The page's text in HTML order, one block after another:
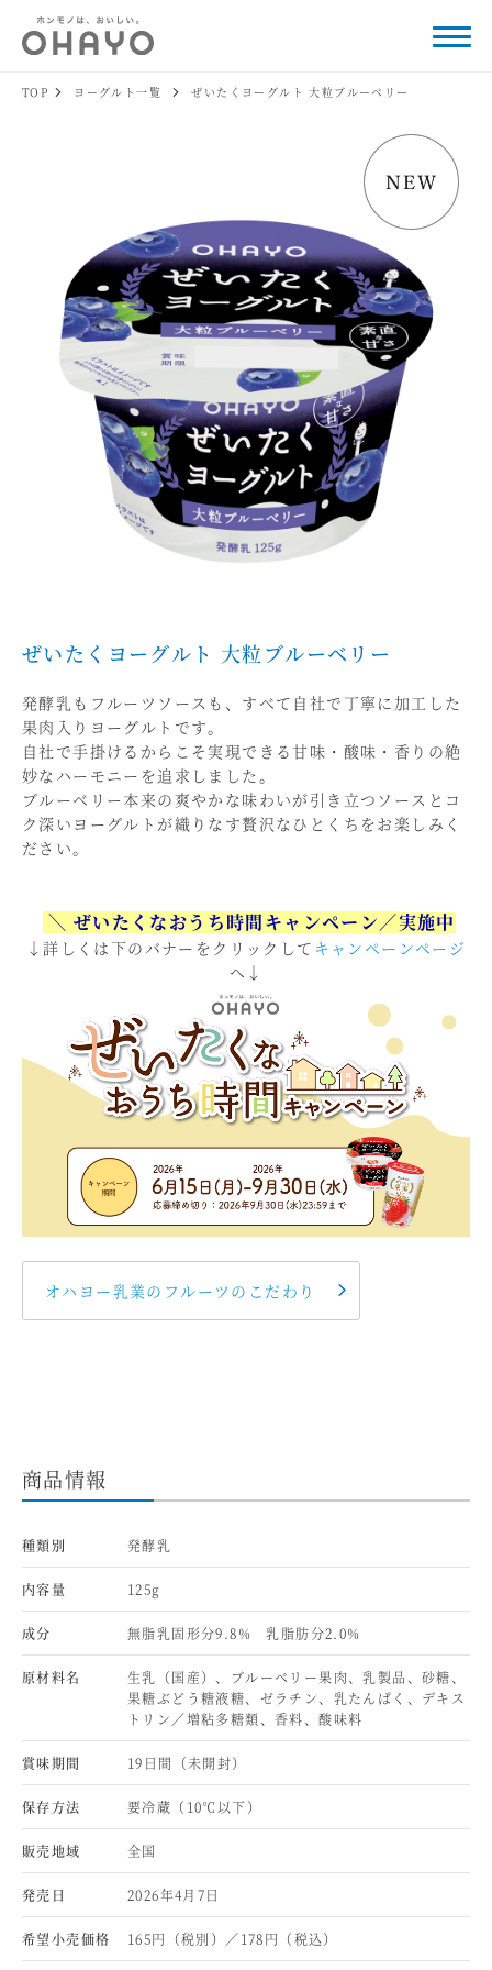
TOP ヨーグルト一覧 ぜいたくヨーグルト 大粒ブルーベリー
ぜいたくヨーグルト 大粒ブルーベリー
発酵乳もフルーツソースも、すべて自社で丁寧に加工した
果肉入りヨーグルトです。
自社で手掛けるからこそ実現できる甘味・酸味・香りの絶
妙なハーモニーを追求しました。
ブルーベリー本来の爽やかな味わいが引き立つソースとコ
ク深いヨーグルトが織りなす贅沢なひとくちをお楽しみく
ださい。
＼ ぜいたくなおうち時間キャンペーン／実施中
↓詳しくは下のバナーをクリックして キャンペーンページ
へ↓
オハヨー乳業のフルーツのこだわり
商品情報
種類別 発酵乳
内容量 125g
成分 無脂乳固形分9.8% 乳脂肪分2.0%
原材料名
生乳（国産）、ブルーベリー果肉、乳製品、砂糖、
果糖ぶどう糖液糖、ゼラチン、乳たんぱく、デキス
トリン／増粘多糖類、香料、酸味料
賞味期間 19日間（未開封）
保存方法 要冷蔵（10℃以下）
販売地域 全国
発売日 2026年4月7日
希望小売価格 165円（税別）／178円（税込）